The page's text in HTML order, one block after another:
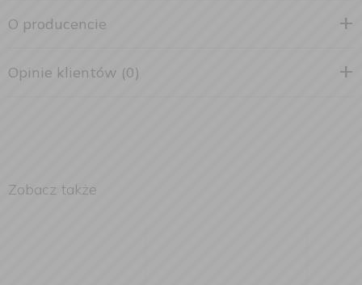
O producencie
Opinie klientów (0)
Zobacz także